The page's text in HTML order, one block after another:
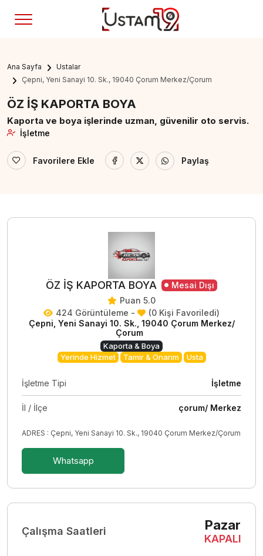
Ana Sayfa
Ustalar
Çepni, Yeni Sanayi 10. Sk., 19040 Çorum Merkez/Çorum
ÖZ İŞ KAPORTA BOYA
Kaporta ve boya işlerinde uzman, güvenilir oto servis.
İşletme
Favorilere Ekle Paylaş
ÖZ İŞ KAPORTA BOYA
Mesai Dışı
Puan 5.0
424 Görüntüleme -
(0 Kişi Favoriledi)
Çepni, Yeni Sanayi 10. Sk., 19040 Çorum Merkez/
Çorum
Kaporta & Boya
Yerinde Hizmet
Tamir & Onarım Usta
İşletme Tipi İşletme
İl / İlçe çorum/ Merkez
ADRES : Çepni, Yeni Sanayi 10. Sk., 19040 Çorum Merkez/Çorum
Whatsapp
Çalışma Saatleri Pazar
KAPALI